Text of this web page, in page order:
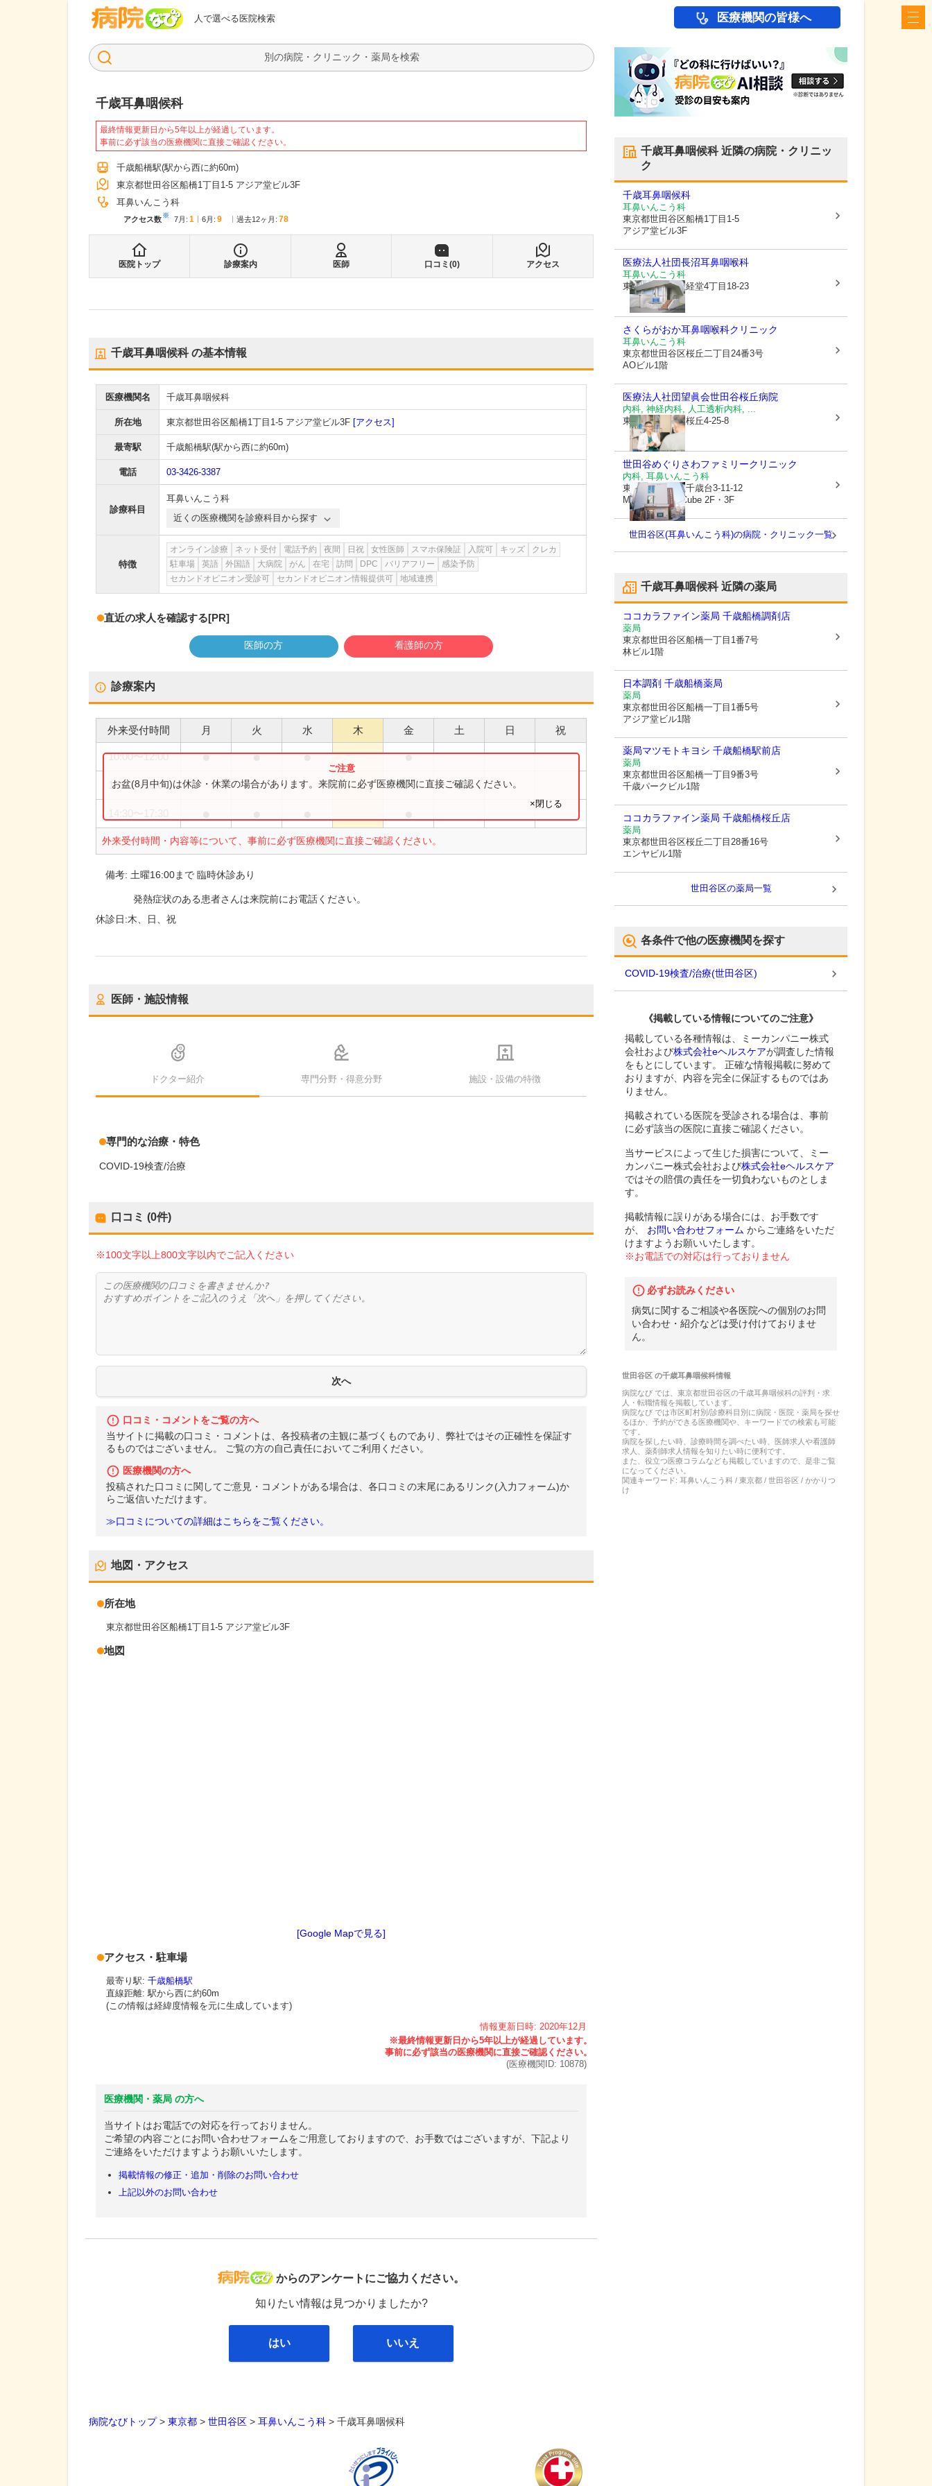
人で選べる医院検索
病院なび 医療機関の皆様へ
検索
千歳耳鼻咽候科
最終情報更新日から5年以上が経過しています。
事前に必ず該当の医療機関に直接ご確認ください。
千歳船橋駅(駅から西に約60m)
東京都世田谷区船橋1丁目1-5 アジア堂ビル3F
耳鼻いんこう科
アクセス数※ 7月 : 1 6月 : 9 過去12ヶ月: 78
医院トップ 診療案内 医師 口コミ(0) アクセス
千歳耳鼻咽候科の基本情報
医療機関名 千歳耳鼻咽候科
所在地 東京都世田谷区船橋1丁目1-5 アジア堂ビル3F [アクセス]
最寄駅 千歳船橋駅(駅から西に約60m)
電話 03-3426-3387
診療科目
耳鼻いんこう科
近くの医療機関を診療科目から探す
特徴
オンライン診療 ネット受付 電話予約 夜間 日祝 女性医師 スマホ保険証 入院可 キッズ
クレカ
駐車場
英語 外国語 大病院 がん 在宅 訪問 DPC バリアフリー
感染予防
セカンドオピニオン受診可
セカンドオピニオン情報提供可 地域連携
直近の求人を確認する[PR]
医師の方 看護師の方
診療案内
外来受付時間 月 火 水 木 金 土 日 祝
10:00〜12:00 ● ● ● ●
10:00〜16:00 ●
外来受付時間・内容等について、事前に必ず医療機関に直接ご確認ください。
お盆(8月中旬)は休診・休業の場合があります。来院前に必ず医療機関に直接ご確認ください。
×閉じる
備考: 土曜16:00まで 臨時休診あり
発熱症状のある患者さんは来院前にお電話ください。
休診日:木、日、祝
医師・施設情報
ドクター紹介 専門分野・得意分野 施設・設備の特徴
専門的な治療・特色
COVID-19検査/治療
口コミ (0件)
※100文字以上800文字以内でご記入ください
口コミ・コメントをご覧の方へ
当サイトに掲載の口コミ・コメントは、各投稿者の主観に基づくものであり、弊社ではその正確性を保証す
るものではございません。 ご覧の方の自己責任においてご利用ください。
医療機関の方へ
投稿された口コミに関してご意見・コメントがある場合は、各口コミの末尾にあるリンク(入力フォーム)か
らご返信いただけます。
≫口コミについての詳細はこちらをご覧ください。
地図・アクセス
所在地
東京都世田谷区船橋1丁目1-5 アジア堂ビル3F
地図
[Google Mapで見る]
アクセス・駐車場
最寄り駅: 千歳船橋駅
直線距離: 駅から西に約60m
(この情報は経緯度情報を元に生成しています)
情報更新日時: 2020年12月
(医療機関ID: 10878)
医療機関・薬局 の方へ
当サイトはお電話での対応を行っておりません。
ご希望の内容ごとにお問い合わせフォームをご用意しておりますので、お手数ではございますが、下記より
ご連絡をいただけますようお願いいたします。
掲載情報の修正・追加・削除のお問い合わせ
上記以外のお問い合わせ
病院なび
からのアンケートにご協力ください。
知りたい情報は見つかりましたか?
はい いいえ
千歳耳鼻咽候科近隣の病院・クリニッ
ク
千歳耳鼻咽候科
耳鼻いんこう科
東京都世田谷区船橋1丁目1-5
アジア堂ビル3F
医療法人社団長沼耳鼻咽喉科
耳鼻いんこう科
東京都世田谷区経堂4丁目18-23
さくらがおか耳鼻咽喉科クリニック
耳鼻いんこう科
東京都世田谷区桜丘二丁目24番3号
AOビル1階
医療法人社団望眞会世田谷桜丘病院
内科, 神経内科, 人工透析内科, ...
東京都世田谷区桜丘4-25-8
世田谷めぐりさわファミリークリニック
内科, 耳鼻いんこう科
東京都世田谷区千歳台3-11-12
MYT Doctors’ Cube 2F・3F
世田谷区(耳鼻いんこう科)の病院・クリニック一覧
千歳耳鼻咽候科近隣の薬局
ココカラファイン薬局 千歳船橋調剤店
薬局
東京都世田谷区船橋一丁目1番7号
林ビル1階
日本調剤 千歳船橋薬局
薬局
東京都世田谷区船橋一丁目1番5号
アジア堂ビル1階
薬局マツモトキヨシ 千歳船橋駅前店
薬局
東京都世田谷区船橋一丁目9番3号
千歳パークビル1階
ココカラファイン薬局 千歳船橋桜丘店
薬局
東京都世田谷区桜丘二丁目28番16号
エンヤビル1階
世田谷区の薬局一覧
各条件で他の医療機関を探す
COVID-19検査/治療(世田谷区)
《掲載している情報についてのご注意》
掲載している各種情報は、ミーカンパニー株式
会社および株式会社eヘルスケアが調査した情報
をもとにしています。 正確な情報掲載に努めて
おりますが、内容を完全に保証するものではあ
りません。
掲載されている医院を受診される場合は、事前
に必ず該当の医院に直接ご確認ください。
当サービスによって生じた損害について、ミー
カンパニー株式会社および株式会社eヘルスケア
ではその賠償の責任を一切負わないものとしま
す。
掲載情報に誤りがある場合には、お手数です
が、
お問い合わせフォーム からご連絡をいただ
けますようお願いいたします。
※お電話での対応は行っておりません
必ずお読みください
病気に関するご相談や各医院への個別のお問
い合わせ・紹介などは受け付けておりませ
ん。
世田谷区の千歳耳鼻咽候科情報
病院なび では、 東京都世田谷区の千歳耳鼻咽候科の評判・求
人・転職情報を掲載しています。
病院なび では市区町村別/診療科目別に病院・医院・薬局を探せ
るほか、予約ができる医療機関や、キーワードでの検索も可能
です。
病院を探したい時、診療時間を調べたい時、医師求人や看護師
求人、薬剤師求人情報を知りたい時に便利です。
また、役立つ医療コラムなども掲載していますので、是非ご覧
になってください。
関連キーワード: 耳鼻いんこう科 / 東京都 / 世田谷区 / かかりつ
け
病院なびトップ> 東京都 > 世田谷区 > 耳鼻いんこう科 > 千歳耳鼻咽候科